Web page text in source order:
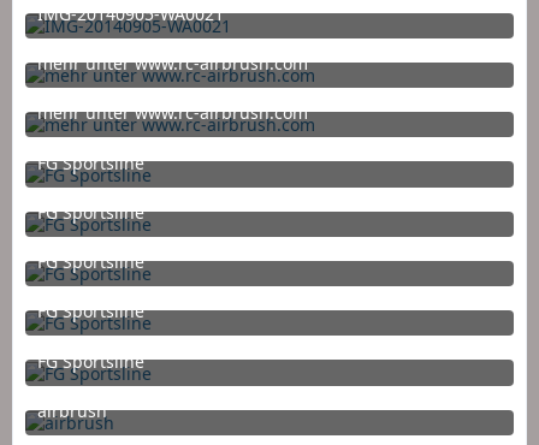
IMG-20140905-WA0021
28. Oktober 2014 um 16:51
mehr unter www.rc-airbrush.com
10. Oktober 2014 um 11:26
mehr unter www.rc-airbrush.com
10. Oktober 2014 um 11:26
FG Sportsline
9. September 2014 um 17:37
FG Sportsline
9. September 2014 um 17:37
FG Sportsline
9. September 2014 um 17:37
FG Sportsline
9. September 2014 um 17:37
FG Sportsline
9. September 2014 um 17:37
airbrush
21. Mai 2014 um 19:02